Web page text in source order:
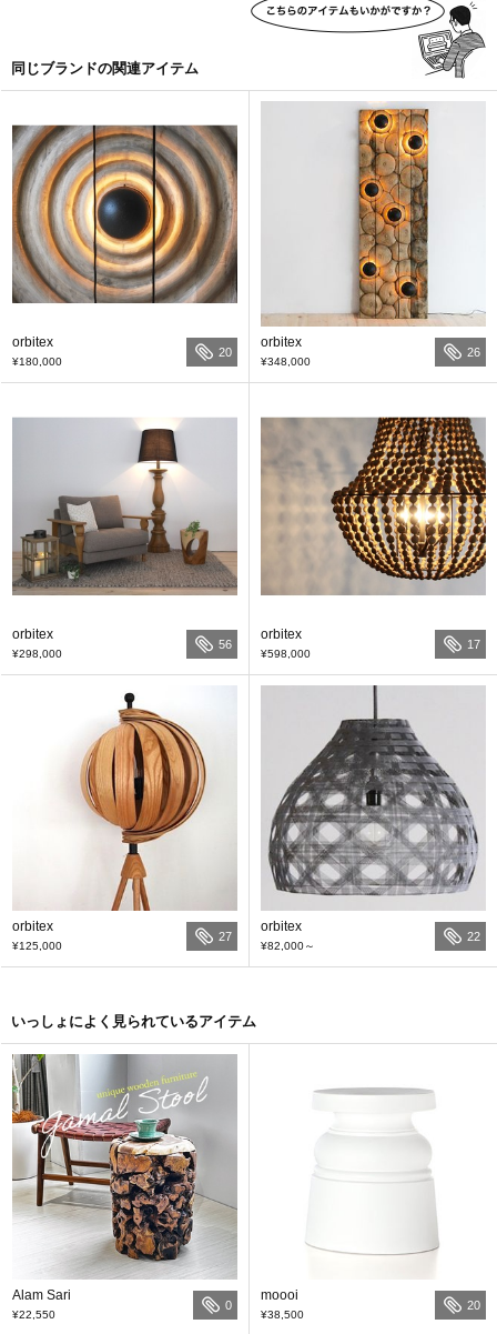
同じブランドの関連アイテム
orbitex
¥180,000
20
orbitex
¥348,000
26
orbitex
¥298,000
56
orbitex
¥598,000
17
orbitex
¥125,000
27
orbitex
¥82,000～
22
いっしょによく見られているアイテム
Alam Sari
¥22,550
0
moooi
¥38,500
20